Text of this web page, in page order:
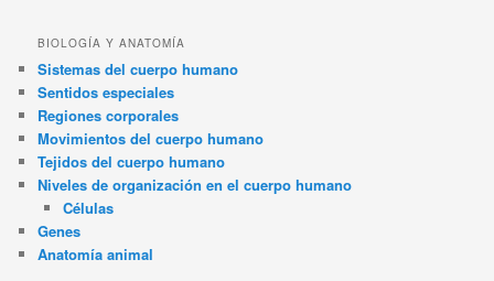
BIOLOGÍA Y ANATOMÍA
Sistemas del cuerpo humano
Sentidos especiales
Regiones corporales
Movimientos del cuerpo humano
Tejidos del cuerpo humano
Niveles de organización en el cuerpo humano
Células
Genes
Anatomía animal